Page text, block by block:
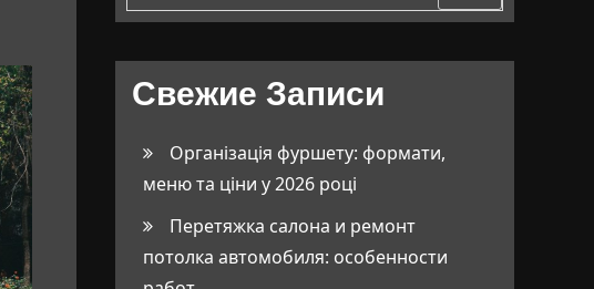
Свежие Записи
Організація фуршету: формати,
меню та ціни у 2026 році
Перетяжка салона и ремонт
потолка автомобиля: особенности